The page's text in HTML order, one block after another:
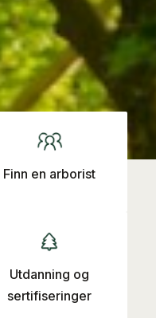
Finn en arborist
Utdanning og
sertifiseringer